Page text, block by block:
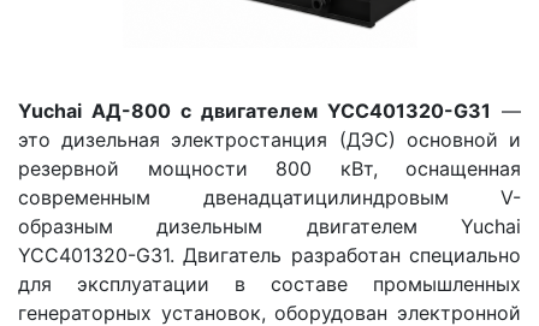
Yuchai АД-800 с двигателем YCC401320-G31 —
это дизельная электростанция (ДЭС) основной и
резервной мощности 800 кВт, оснащенная
современным двенадцатицилиндровым V-
образным дизельным двигателем Yuchai
YCC401320-G31. Двигатель разработан специально
для эксплуатации в составе промышленных
генераторных установок, оборудован электронной